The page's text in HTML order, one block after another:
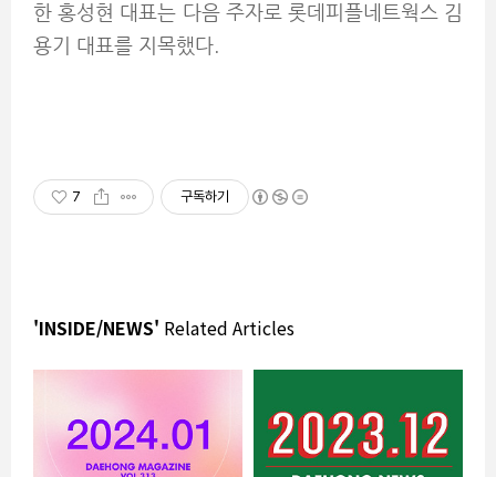
한 홍성현 대표는 다음 주자로 롯데피플네트웍스 김
용기 대표를 지목했다.
7 구독하기
'INSIDE/NEWS' Related Articles